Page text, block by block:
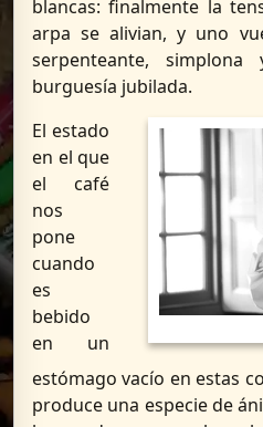
blancas: finalmente la
arpa se alivian, y uno
serpenteante,
burguesía jubilada.
El estado
en el que
el café
nos
pone
cuando
es
bebido
en un
estómago vacío en estas
produce una especie de